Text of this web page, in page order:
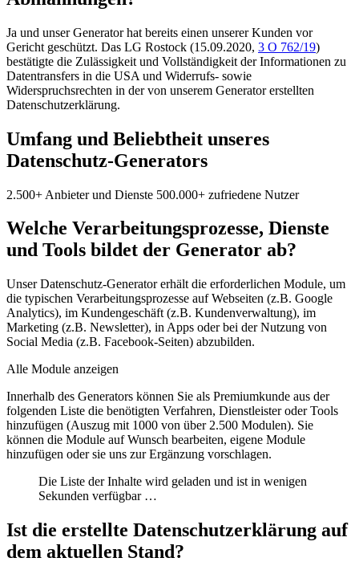
Ja und unser Generator hat bereits einen unserer Kunden vor
Gericht geschützt. Das LG Rostock (15.09.2020, 3 O 762/19)
bestätigte die Zulässigkeit und Vollständigkeit der Informationen zu
Datentransfers in die USA und Widerrufs- sowie
Widerspruchsrechten in der von unserem Generator erstellten
Datenschutzerklärung.
Umfang und Beliebtheit unseres
Datenschutz-Generators
2.500+ Anbieter und Dienste 500.000+ zufriedene Nutzer
Welche Verarbeitungsprozesse, Dienste
und Tools bildet der Generator ab?
Unser Datenschutz-Generator erhält die erforderlichen Module, um
die typischen Verarbeitungsprozesse auf Webseiten (z.B. Google
Analytics), im Kundengeschäft (z.B. Kundenverwaltung), im
Marketing (z.B. Newsletter), in Apps oder bei der Nutzung von
Social Media (z.B. Facebook-Seiten) abzubilden.
Alle Module anzeigen
Innerhalb des Generators können Sie als Premiumkunde aus der
folgenden Liste die benötigten Verfahren, Dienstleister oder Tools
hinzufügen (Auszug mit 1000 von über 2.500 Modulen). Sie
können die Module auf Wunsch bearbeiten, eigene Module
hinzufügen oder sie uns zur Ergänzung vorschlagen.
Die Liste der Inhalte wird geladen und ist in wenigen
Sekunden verfügbar …
Ist die erstellte Datenschutzerklärung auf
dem aktuellen Stand?